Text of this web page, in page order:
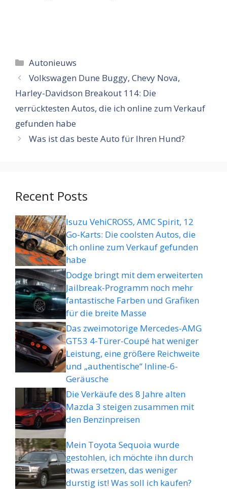
Categorieën
Autonieuws
Volkswagen Dune Buggy, Chevy Nova,
Harley-Davidson Breakout 114: Die
verrücktesten Autos, die ich online zum Verkauf
gefunden habe
Was ist das beste Auto für Ihren Hund?
Recent Posts
Isuzu VehiCROSS, AMC Spirit, 12
Go-Karts: Die coolsten Autos, die
ich online zum Verkauf gefunden
habe
Dodge bringt mit dem erweiterten
Jailbreak-Programm noch mehr
fantastische Farben und Grafiken
für die breite Masse
Das zweimotorige Mercedes-AMG
GT53 4-Türer-Coupé hat weniger
Leistung, eine größere Reichweite
und „authentische“ Inline-6-
Geräusche
Die Verkäufe des 8 Jahre alten
Mazda 3 steigen zusammen mit
den Benzinpreisen
Mein Toyota Sequoia wurde
gestohlen, ich möchte ihn durch
etwas ersetzen, das weniger
durstig ist! Was soll ich kaufen?